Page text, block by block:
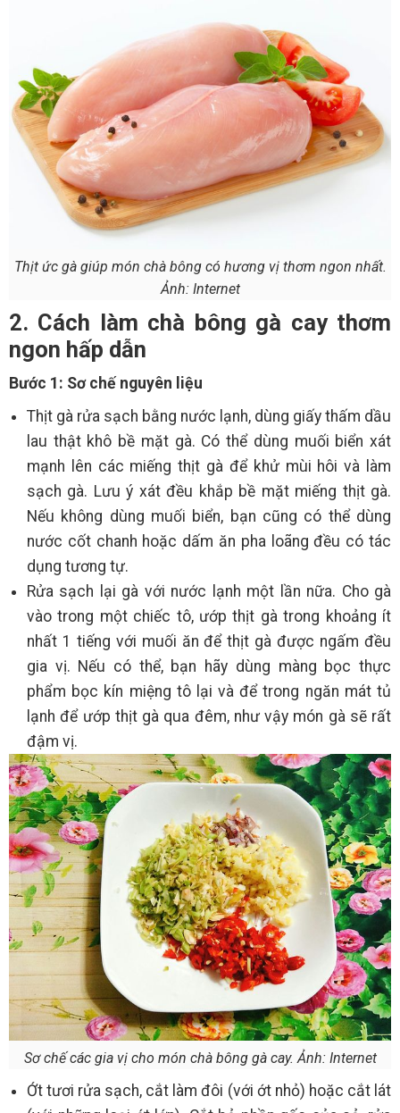
Thịt ức gà giúp món chà bông có hương vị thơm ngon nhất.
Ảnh: Internet
2. Cách làm chà bông gà cay thơm
ngon hấp dẫn
Bước 1: Sơ chế nguyên liệu
Thịt gà rửa sạch bằng nước lạnh, dùng giấy thấm dầu
lau thật khô bề mặt gà. Có thể dùng muối biển xát
mạnh lên các miếng thịt gà để khử mùi hôi và làm
sạch gà. Lưu ý xát đều khắp bề mặt miếng thịt gà.
Nếu không dùng muối biển, bạn cũng có thể dùng
nước cốt chanh hoặc dấm ăn pha loãng đều có tác
dụng tương tự.
Rửa sạch lại gà với nước lạnh một lần nữa. Cho gà
vào trong một chiếc tô, ướp thịt gà trong khoảng ít
nhất 1 tiếng với muối ăn để thịt gà được ngấm đều
gia vị. Nếu có thể, bạn hãy dùng màng bọc thực
phẩm bọc kín miệng tô lại và để trong ngăn mát tủ
lạnh để ướp thịt gà qua đêm, như vậy món gà sẽ rất
đậm vị.
Sơ chế các gia vị cho món chà bông gà cay. Ảnh: Internet
Ớt tươi rửa sạch, cắt làm đôi (với ớt nhỏ) hoặc cắt lát